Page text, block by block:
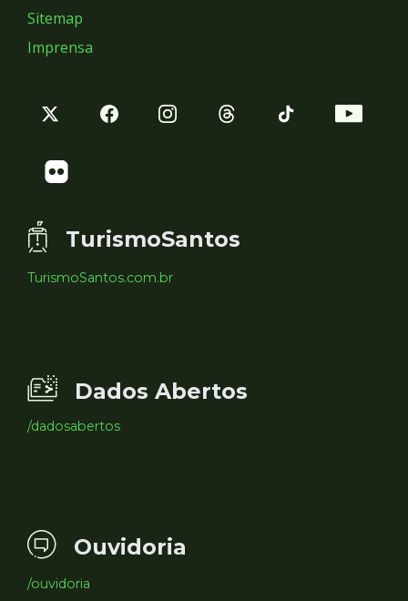
Sitemap
Imprensa
TurismoSantos
TurismoSantos.com.br
Dados Abertos
/dadosabertos
Ouvidoria
/ouvidoria